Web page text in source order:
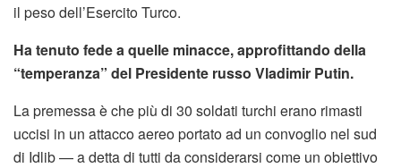
il peso dell’Esercito Turco.
Ha tenuto fede a quelle minacce, approfittando della
“temperanza” del Presidente russo Vladimir Putin.
La premessa è che più di 30 soldati turchi erano rimasti
uccisi in un attacco aereo portato ad un convoglio nel sud
di Idlib — a detta di tutti da considerarsi come un obiettivo